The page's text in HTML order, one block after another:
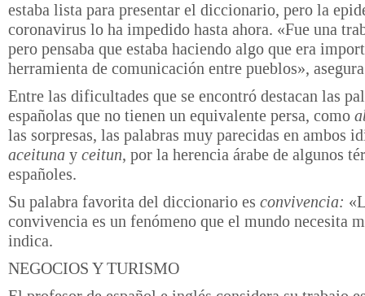
estaba lista para presentar el diccionario, pero la
coronavirus lo ha impedido hasta ahora. «Fue una
pero pensaba que estaba haciendo algo que era
herramienta de comunicación entre pueblos»,
Entre las dificultades que se encontró destacan las
españolas que no tienen un equivalente persa, como
las sorpresas, las palabras muy parecidas en ambos
aceituna y ceitun, por la herencia árabe de algunos
españoles.
Su palabra favorita del diccionario es convivencia:
convivencia es un fenómeno que el mundo necesita
indica.
NEGOCIOS Y TURISMO